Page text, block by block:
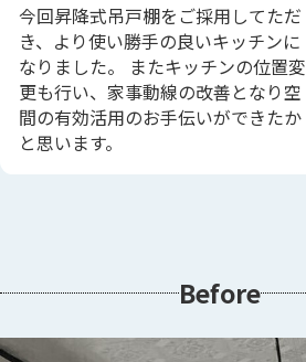
今回昇降式吊戸棚をご採用してただ
き、より使い勝手の良いキッチンに
なりました。 またキッチンの位置変
更も行い、家事動線の改善となり空
間の有効活用のお手伝いができたか
と思います。
Before